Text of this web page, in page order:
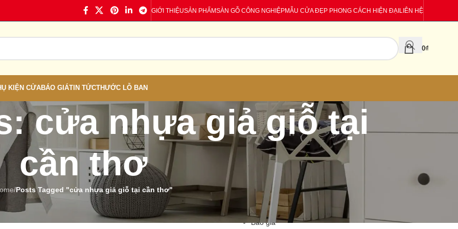
GIỚI THIỆUSẢN PHẨMSÀN GỖ CÔNG NGHIỆPMẪU CỬA ĐẸP PHONG CÁCH HIỆN ĐẠILIÊN HỆ
0₫
KIỆN CỬABÁO GIÁTIN TỨCTHƯỚC LỖ BAN
cửa nhựa giả giỗ tại
cần thơ
/Posts Tagged "cửa nhựa giả giỗ tại cần thơ"
CATEGORIES
Báo giá